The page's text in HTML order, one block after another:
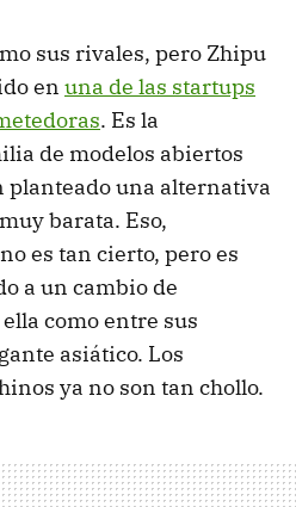
sus rivales, pero Zhipu
en una de las startups
. Es la
de modelos abiertos
planteado una alternativa
barata. Eso,
es tan cierto, pero es
a un cambio de
como entre sus
asiático. Los
ya no son tan chollo.